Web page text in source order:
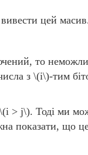
цей
то
з \(i\)-тим
\(i > j\). Тоді ми
показати, що це